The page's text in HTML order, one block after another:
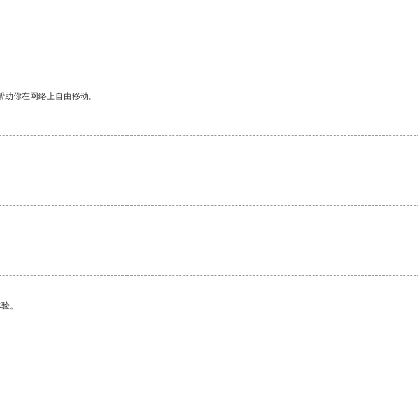
你在网络上自由移动。
。